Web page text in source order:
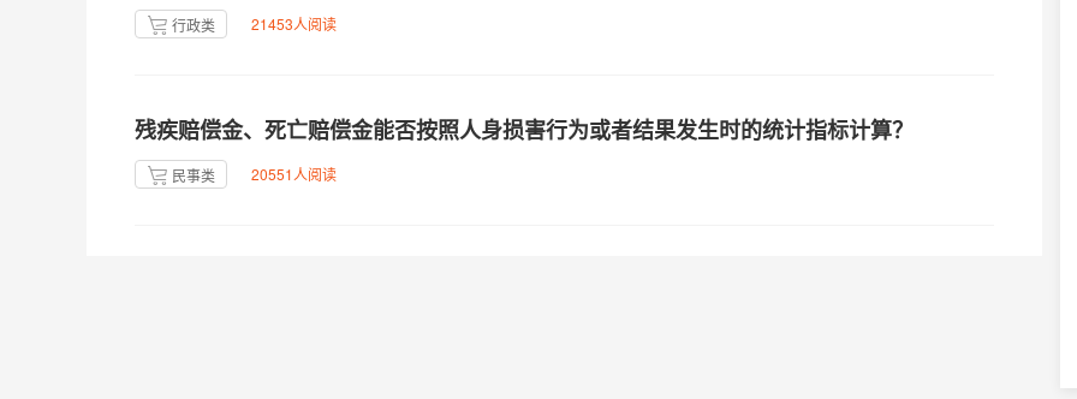
行政类 21453人阅读
残疾赔偿金、死亡赔偿金能否按照人身损害行为或者结果发生时的统计指标计算？
民事类 20551人阅读